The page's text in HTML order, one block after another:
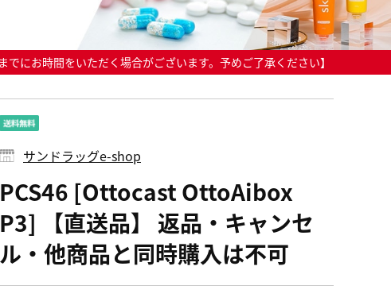
にお時間をいただく場合がございます。予めご了承ください】
サンドラッグe-shop
PCS46 [Ottocast OttoAibox
P3] 【直送品】 返品・キャンセ
ル・他商品と同時購入は不可